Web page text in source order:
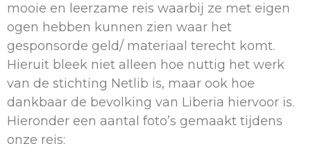
mooie en leerzame reis waarbij ze met eigen
ogen hebben kunnen zien waar het
gesponsorde geld/ materiaal terecht komt.
Hieruit bleek niet alleen hoe nuttig het werk
van de stichting Netlib is, maar ook hoe
dankbaar de bevolking van Liberia hiervoor is.
Hieronder een aantal foto’s gemaakt tijdens
onze reis: